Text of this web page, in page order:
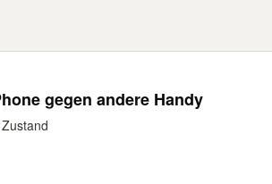
gegen andere Handy